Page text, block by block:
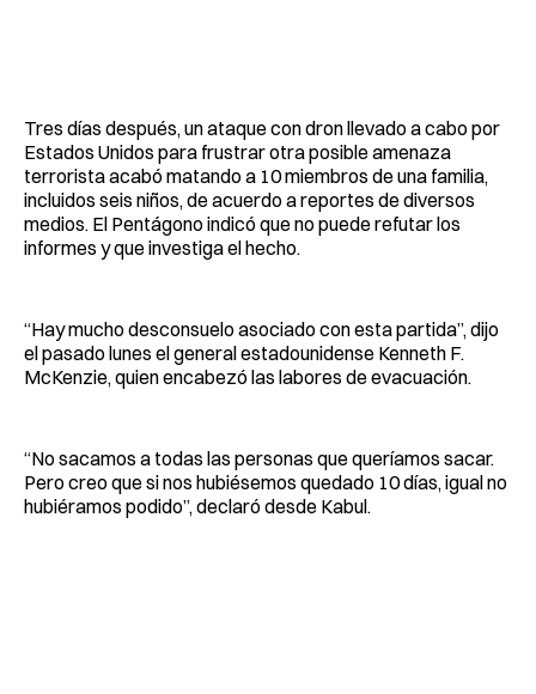
Tres días después, un ataque con dron llevado a cabo por
Estados Unidos para frustrar otra posible amenaza
terrorista acabó matando a 10 miembros de una familia,
incluidos seis niños, de acuerdo a reportes de diversos
medios. El Pentágono indicó que no puede refutar los
informes y que investiga el hecho.
“Hay mucho desconsuelo asociado con esta partida”, dijo
el pasado lunes el general estadounidense Kenneth F.
McKenzie, quien encabezó las labores de evacuación.
“No sacamos a todas las personas que queríamos sacar.
Pero creo que si nos hubiésemos quedado 10 días, igual no
hubiéramos podido”, declaró desde Kabul.